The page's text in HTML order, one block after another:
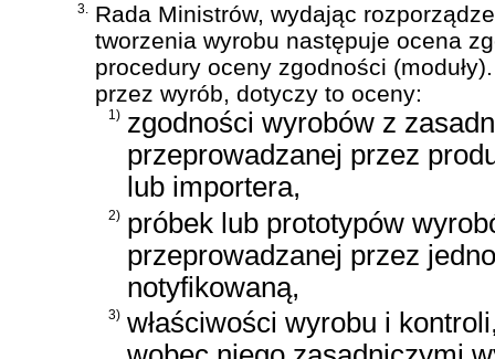
3. Rada Ministrów, wydając
tworzenia wyrobu następuje ocena
procedury oceny zgodności
przez wyrób, dotyczy to oceny:
1) zgodności wyrobów z
przeprowadzanej przez
lub importera,
2) próbek lub prototypów
przeprowadzanej przez
notyfikowaną,
3) właściwości wyrobu i